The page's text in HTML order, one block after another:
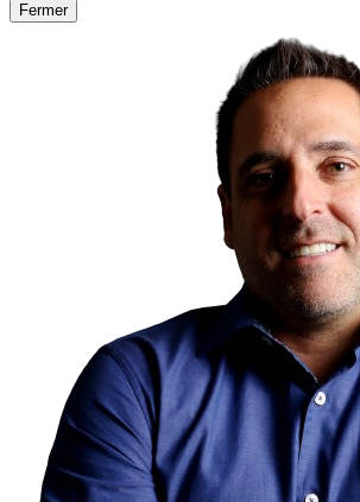
Fermer